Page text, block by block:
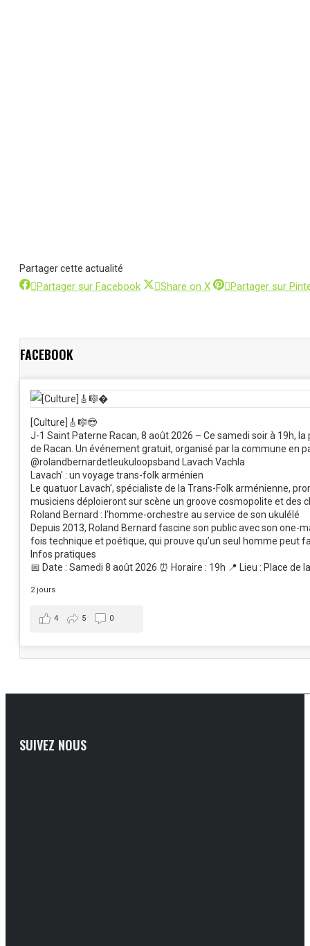
Partager cette actualité
Partager sur FacebookPartagerShare on XPartagerPartager sur
FACEBOOK
[Culture]🎸🎼😎
J-1 Saint Paterne Racan, 8 août 2026 – Ce samedi soir à 19h,
de Racan. Un événement gratuit, organisé par la commune en
@rolandbernardetleukuloopsband Lavach Vachla
Lavach' : un voyage trans-folk arménien
Le quatuor Lavach', spécialiste de la Trans-Folk arménienne,
musiciens déploieront sur scène un groove cosmopolite et des
Roland Bernard : l’homme-orchestre au service de son ukulélé
Depuis 2013, Roland Bernard fascine son public avec son one-
fois technique et poétique, qui prouve qu’un seul homme peut
Infos pratiques
📅 Date : Samedi 8 août 2026 ⏰ Horaire : 19h 📍 Lieu : Place
2 jours
4 5 0
SUIVEZ NOUS